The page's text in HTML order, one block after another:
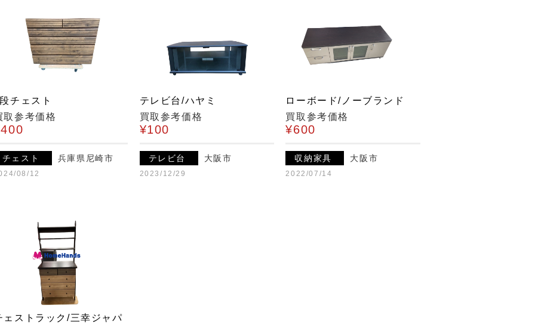
チェスト
取参考価格
チェスト 兵庫県尼崎市
08/12
テレビ台/ハヤミ
買取参考価格
¥100
テレビ台 大阪市
2023/12/29
ローボード/ノーブランド
買取参考価格
¥600
収納家具 大阪市
2022/07/14
ェストラック/三幸ジャパ